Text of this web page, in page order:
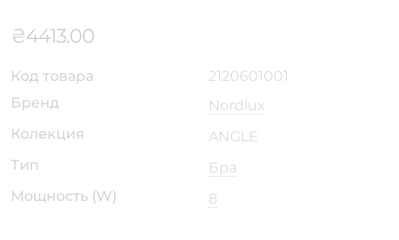
₴4413.00
Код товара
2120601001
Бренд
Nordlux
Колекция
ANGLE
Тип
Бра
Мощность (W)
8